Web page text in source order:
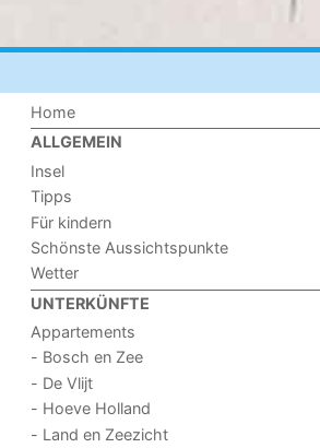
Home
ALLGEMEIN
Insel
Tipps
Für kindern
Schönste Aussichtspunkte
Wetter
UNTERKÜNFTE
Appartements
- Bosch en Zee
- De Vlijt
- Hoeve Holland
- Land en Zeezicht